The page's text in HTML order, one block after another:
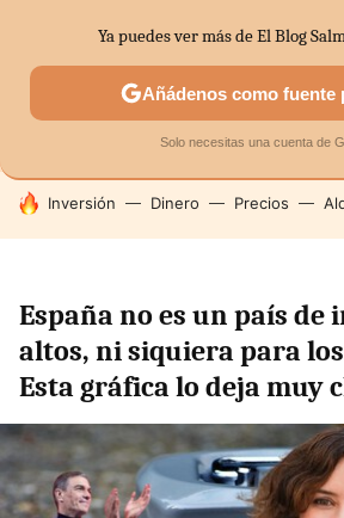
SECTORES ECONOMÍA DOMÉSTICA
HOY SE HABLA DE
Inversión Dinero Precios
España no es un país de
altos, ni siquiera para
Esta gráfica lo deja muy
Ya puedes ver más de El Blog
Añádenos como fuente
Solo necesitas una cuenta de